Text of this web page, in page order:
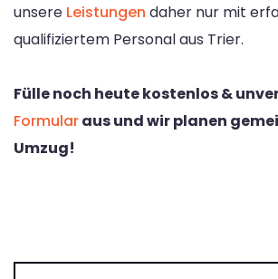
unsere Leistungen daher nur mit
qualifiziertem Personal aus Trier.
Fülle noch heute kostenlos &
Formularaus und wir planen
Umzug!